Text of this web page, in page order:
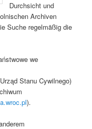
Durchsicht und
Archiven
Suche regelmäßig die
we
Stanu Cywilnego)
).